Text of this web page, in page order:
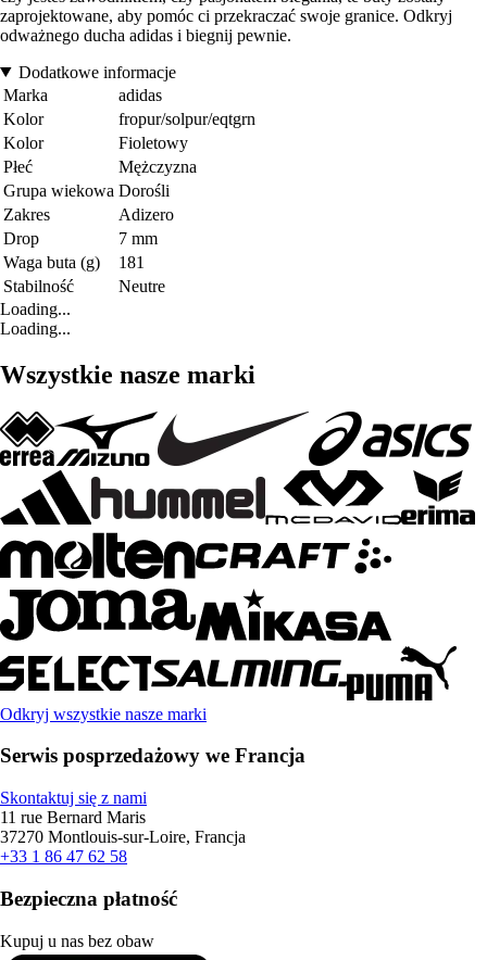
zaprojektowane, aby pomóc ci przekraczać swoje granice. Odkryj
odważnego ducha adidas i biegnij pewnie.
Dodatkowe informacje
Marka
adidas
Kolor
fropur/solpur/eqtgrn
Kolor
Fioletowy
Płeć
Mężczyzna
Grupa wiekowa Dorośli
Zakres
Adizero
Drop
7 mm
Waga buta (g)
181
Stabilność
Neutre
Loading...
Loading...
Wszystkie nasze marki
Odkryj wszystkie nasze marki
Serwis posprzedażowy we Francja
Skontaktuj się z nami
11 rue Bernard Maris
37270 Montlouis-sur-Loire, Francja
+33 1 86 47 62 58
Bezpieczna płatność
Kupuj u nas bez obaw